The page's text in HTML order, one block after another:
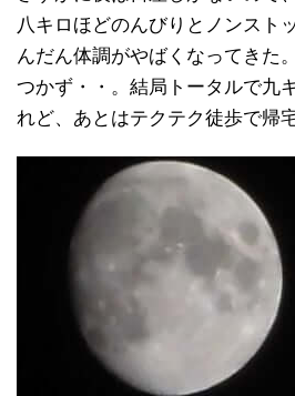
八キロほどのんびりとノンスト
んだん体調がやばくなってきた
つかず・・。結局トータルで九
れど、あとはテクテク徒歩で帰宅